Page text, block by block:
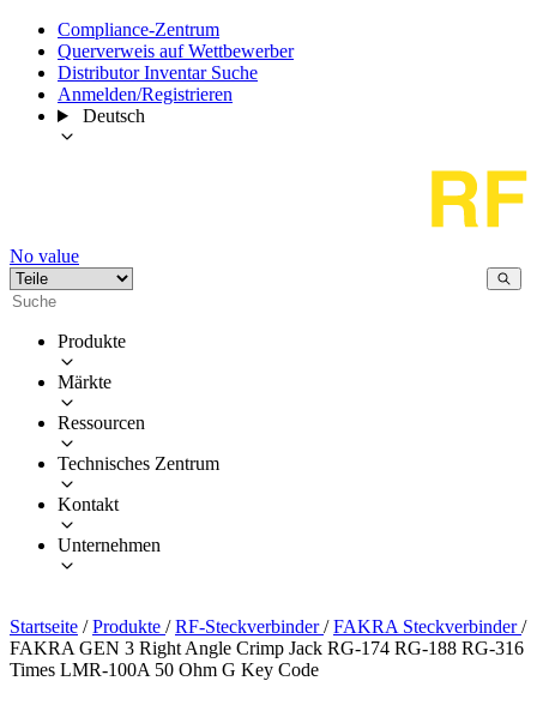
Compliance-Zentrum
Querverweis auf Wettbewerber
Distributor Inventar Suche
Anmelden/Registrieren
Deutsch
No value
Produkte
Märkte
Ressourcen
Technisches Zentrum
Kontakt
Unternehmen
Startseite / Produkte / RF-Steckverbinder/ FAKRA Steckverbinder/
FAKRA GEN 3 Right Angle Crimp Jack RG-174 RG-188 RG-316
Times LMR-100A 50 Ohm G Key Code